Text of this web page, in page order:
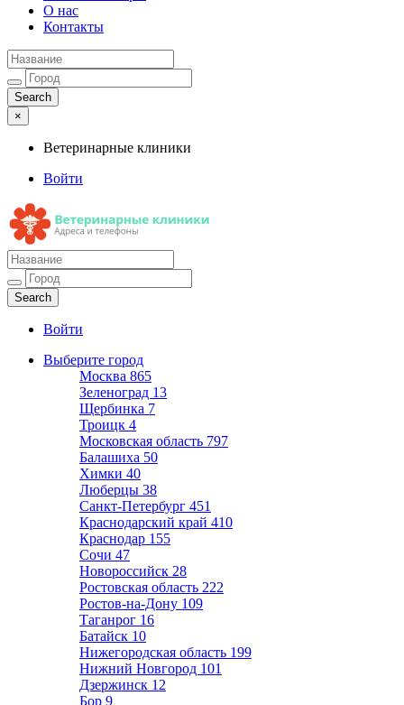
О нас
Контакты
×
Ветеринарные клиники
Войти
Ветеринарные клиники
Адреса и телефоны
Войти
Выберите город
Москва 865
Зеленоград 13
Щербинка 7
Троицк 4
Московская область 797
Балашиха 50
Химки 40
Люберцы 38
Санкт-Петербург 451
Краснодарский край 410
Краснодар 155
Сочи 47
Новороссийск 28
Ростовская область 222
Ростов-на-Дону 109
Таганрог 16
Батайск 10
Нижегородская область 199
Нижний Новгород 101
Дзержинск 12
Бор 9